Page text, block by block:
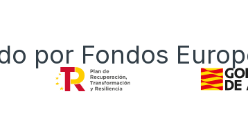
por Fondos